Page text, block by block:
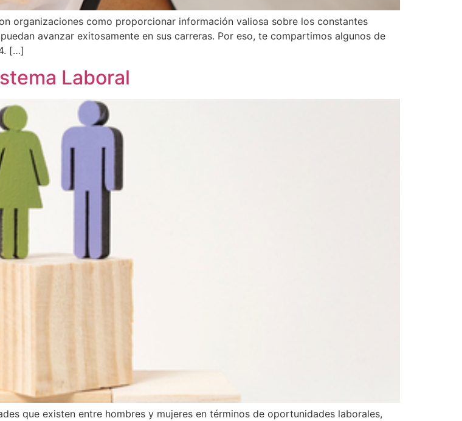
organizaciones como proporcionar información valiosa sobre los constantes
avanzar exitosamente en sus carreras. Por eso, te compartimos algunos de
[…]
Laboral
que existen entre hombres y mujeres en términos de oportunidades laborales,